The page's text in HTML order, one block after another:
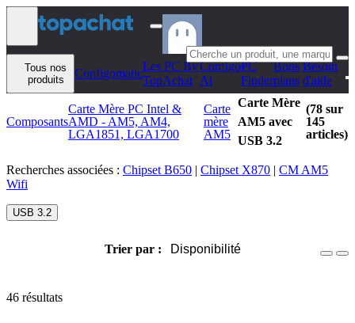
Aller au contenu
Tous nos
produits
Configomatic
Les PC By
TopAchat
Configo
Ai
PC
Finder
Bons
plans
Besoin
d'aide
Composants
Carte Mère PC Intel &
AMD - AM5, AM4,
LGA1851, LGA1700
Carte
mère
AM5
Carte Mère
AM5 avec
USB 3.2
(78 sur
145
articles)
Recherches associées : Chipset B650 | Chipset X870 | CM AM5
Wifi
USB 3.2
Trier par : Disponibilité
46 résultats